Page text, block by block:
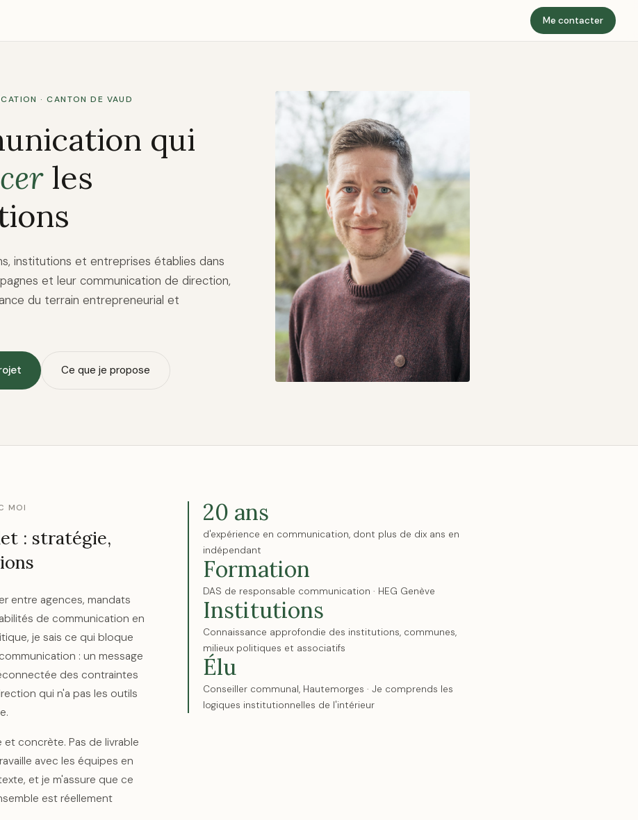
Me contacter
· CANTON DE VAUD
qui
les
institutions et entreprises établies dans
et leur communication de direction,
du terrain entrepreneurial et
Ce que je propose
MOI
: stratégie,
entre agences, mandats
de communication en
je sais ce qui bloque
: un message
des contraintes
qui n'a pas les outils
concrète. Pas de livrable
avec les équipes en
et je m'assure que ce
est réellement
20 ans
d'expérience en communication, dont plus de dix ans en
indépendant
Formation
DAS de responsable communication · HEG Genève
Institutions
Connaissance approfondie des institutions, communes,
milieux politiques et associatifs
Élu
Conseiller communal, Hautemorges · Je comprends les
logiques institutionnelles de l'intérieur